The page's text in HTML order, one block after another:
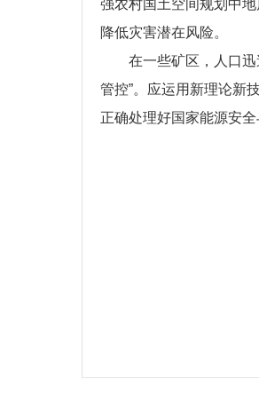
强农村国土空间规划中
降低灾害潜在风险。
在一些矿区，人口
管控”。应运用新理论新
正确处理好国家能源安全